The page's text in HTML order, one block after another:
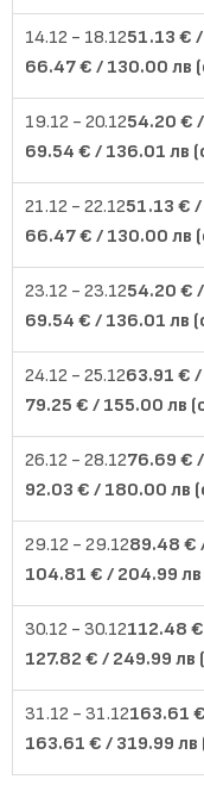
51.13 €
66.47 € / 130.00 лв
54.20 €
69.54 € / 136.01 лв
51.13 € /
66.47 € / 130.00 лв
54.20 €
69.54 € / 136.01 лв
63.91 € /
79.25 € / 155.00 лв
76.69 €
92.03 € / 180.00 лв
89.48 €
104.81 € / 204.99 лв
112.48 €
127.82 € / 249.99 лв
163.61
163.61 € / 319.99 лв